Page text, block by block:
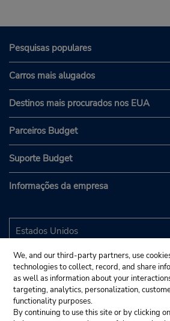
Pesquisas populares
Carros mais alugados
Destinos mais procurados nos EUA
Parceiros Budget
Suporte Budget
Informações da empresa
We, and our third-party partners, use
technologies to collect, record, and share
as well as information about your
targeting, analytics, personalization,
functionality purposes.
By continuing to use this site or by clicking